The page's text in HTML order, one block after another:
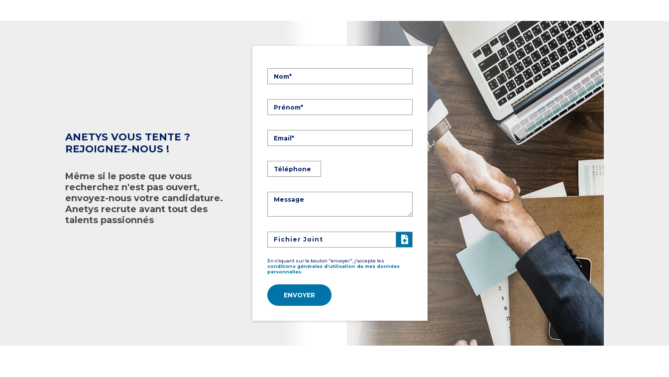
ANETYS VOUS TENTE ?
REJOIGNEZ-NOUS !
Même si le poste que vous
recherchez n'est pas ouvert,
envoyez-nous votre candidature.
Anetys recrute avant tout des
talents passionnés
Fichier Joint
En cliquant sur le bouton "envoyer", j'accepte les
conditions générales d'utilisation de mes données
personnelles.
ENVOYER